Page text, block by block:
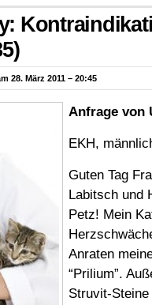
28. März 2011 – 20:45
Anfrage von
EKH,
Guten Tag
Labitsch und
Petz! Mein
Anraten
“Prilium”.
Struvit-